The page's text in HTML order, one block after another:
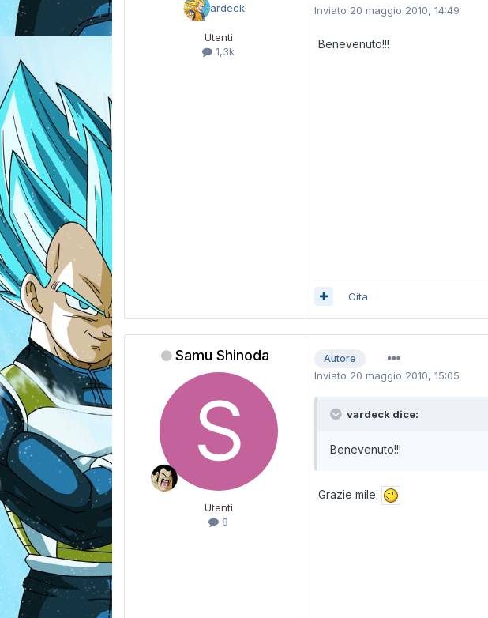
Utenti
1,3k
Inviato 20 maggio 2010, 14:49
Benevenuto!!!
Cita
Samu Shinoda
Utenti
8
Autore
Inviato 20 maggio 2010, 15:05
vardeck dice:
Benevenuto!!!
Grazie mile.